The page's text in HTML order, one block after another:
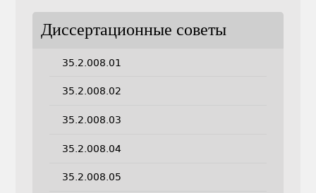
Диссертационные советы
35.2.008.01
35.2.008.02
35.2.008.03
35.2.008.04
35.2.008.05